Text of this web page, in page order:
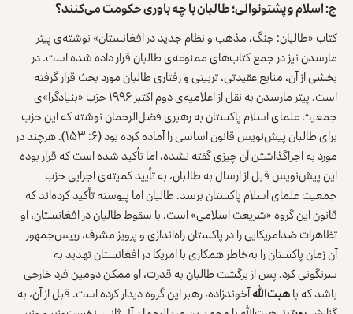
ج: اسلام و پشتونوالی؛ طالبان با چه باوری حکومت می‌کنند؟
کتاب «طالبان: جنگ، مذهب و نظام جدید در افغانستان» نوشته‌ی پیتر
مارسدن نیز در جمع کتاب‌های ممنوعه‌ی طالبان قرار داده شده است. در
بخشی از آن، منابع عقیدتی، تربیتی و رفتاری طالبان مورد بحث قرار گرفته
است. پیتر مارسدن به نقل از اعلامیه‌ی دوم اکتبر ۱۹۹۶ حزب «بنیادگرا»ی
جمعیت علمای اسلام پاکستان به رهبری فضل‌الرحمان نوشته که این حزب
برای طالبان پیش‌نویس قانون اساسی را آماده کرده بود (۶: ۱۵۳). هرچند در
مورد به اجراگذاشتن آن چیزی گفته نشده، اما تأکید شده است که قرار بوده
این پیش‌نویس قبل از ارسال به طالبان، به تأیید کمیته‌ی اجرایی حزب
جمعیت علمای اسلام پاکستان برسد. طالبان اما پیوسته تأکید کرده‌اند که
قانون این گروه «شریعت اسلامی» است. با سقوط طالبان در افغانستان، او
تظاهرات ضدامریکایی را در پاکستان راه‌اندازی و پرویز مشرف، رییس‌جمهور
آن زمان پاکستان را به‌خاطر همکاری با امریکا در افغانستان تهدید به
سرنگونی کرد. پس از برگشت طالبان به قدرت، او ممکن دومین فرد خارجی
باشد که باهبت‌اللهآخوندزاده، رهبر این گروه دیدار کرده است. قبل از آن، به